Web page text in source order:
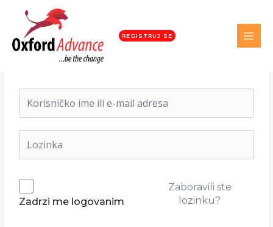
REGISTRUJ SE
Dobrodošli nazad!
Zadrzi me logovanim
Zaboravili ste
lozinku?